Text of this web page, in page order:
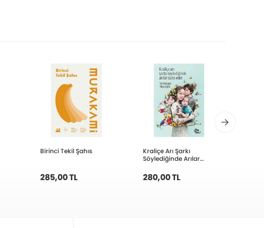
Birinci Tekil Şahıs
285,00 TL
Kraliçe Arı Şarkı
Söylediğinde Arılar
280,00 TL